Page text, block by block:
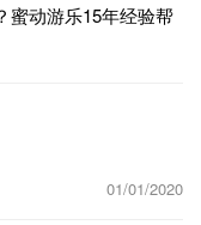
蜜动游乐15年经验帮
01/01/2020